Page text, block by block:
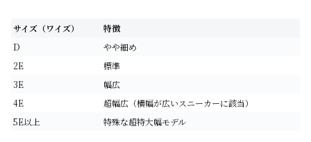
サイズ（ワイズ）
特徴
D
やや細め
2E
標準
3E
幅広
4E
超幅広（横幅が広いスニーカーに該当）
5E以上
特殊な超特大幅モデル